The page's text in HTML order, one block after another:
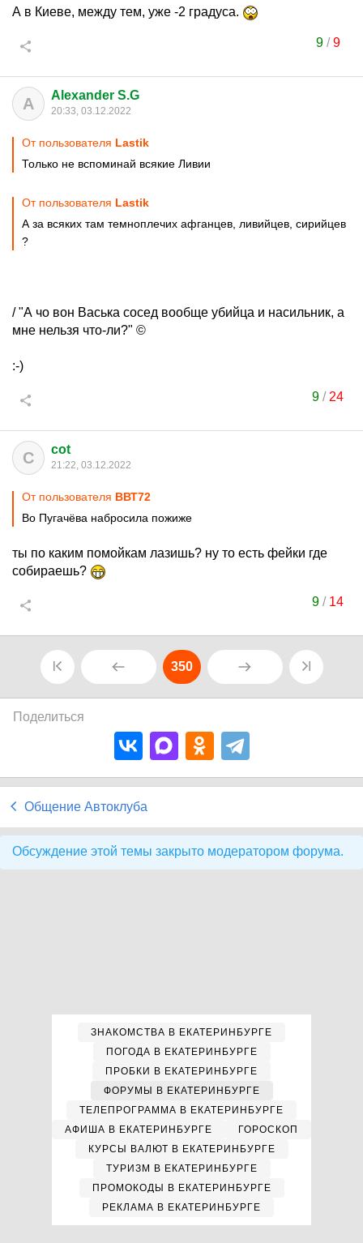
А в Киеве, между тем, уже -2 градуса.
9/9
A Alexander S.G
20:33, 03.12.2022
От пользователя Lastik
Только не вспоминай всякие Ливии
От пользователя Lastik
А за всяких там темноплечих афганцев, ливийцев, сирийцев
?
/ "А чо вон Васька сосед вообще убийца и насильник, а
мне нельзя что-ли?" ©
:-)
9 / 24
C cot
21:22, 03.12.2022
От пользователя ВВТ72
Во Пугачёва набросила пожиже
ты по каким помойкам лазишь? ну то есть фейки где
собираешь?
9 / 14
350
Поделиться
Общение Автоклуба
Обсуждение этой темы закрыто модератором форума.
ЗНАКОМСТВА В ЕКАТЕРИНБУРГЕ
ПОГОДА В ЕКАТЕРИНБУРГЕ
ПРОБКИ В ЕКАТЕРИНБУРГЕ
ФОРУМЫ В ЕКАТЕРИНБУРГЕ
ТЕЛЕПРОГРАММА В ЕКАТЕРИНБУРГЕ
АФИША В ЕКАТЕРИНБУРГЕ
ГОРОСКОП
КУРСЫ ВАЛЮТ В ЕКАТЕРИНБУРГЕ
ТУРИЗМ В ЕКАТЕРИНБУРГЕ
ПРОМОКОДЫ В ЕКАТЕРИНБУРГЕ
РЕКЛАМА В ЕКАТЕРИНБУРГЕ